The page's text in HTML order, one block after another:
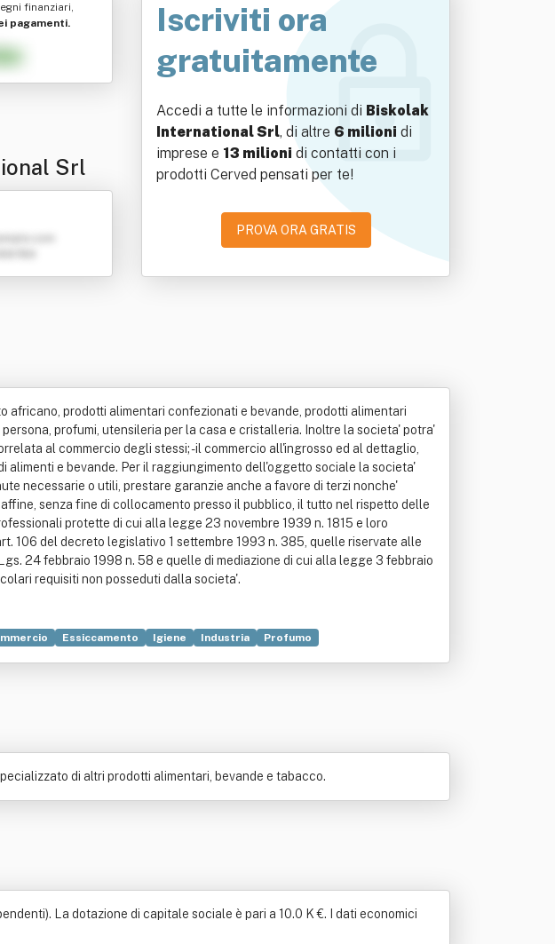
finanziari,
pagamenti.
Srl
Iscriviti ora
gratuitamente
Accedi a tutte le informazioni di Biskolak
International Srl, di altre 6 milioni di
imprese e 13 milioni di contatti con i
prodotti Cerved pensati per te!
PROVA ORA GRATIS
africano, prodotti alimentari confezionati e bevande, prodotti alimentari
profumi, utensileria per la casa e cristalleria. Inoltre la societa' potra'
al commercio degli stessi; - il commercio all'ingrosso ed al dettaglio,
alimenti e bevande. Per il raggiungimento dell'oggetto sociale la societa'
necessarie o utili, prestare garanzie anche a favore di terzi nonche'
senza fine di collocamento presso il pubblico, il tutto nel rispetto delle
protette di cui alla legge 23 novembre 1939 n. 1815 e loro
106 del decreto legislativo 1 settembre 1993 n. 385, quelle riservate alle
24 febbraio 1998 n. 58 e quelle di mediazione di cui alla legge 3 febbraio
requisiti non posseduti dalla societa'.
Essiccamento Igiene Industria
Profumo
di altri prodotti alimentari, bevande e tabacco.
La dotazione di capitale sociale è pari a 10.0 K €. I dati economici